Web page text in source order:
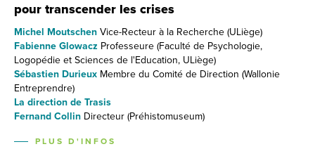
pour transcender les crises
Michel Moutschen Vice-Recteur à la Recherche (ULiège)
Fabienne Glowacz Professeure (Faculté de Psychologie,
Logopédie et Sciences de l'Education, ULiège)
Sébastien Durieux Membre du Comité de Direction (Wallonie
Entreprendre)
La direction de Trasis
Fernand Collin Directeur (Préhistomuseum)
PLUS D'INFOS